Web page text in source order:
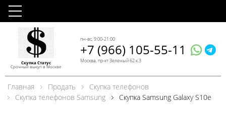
Скупка Статус
Срочный выкуп в Москве
пн-вс, 9:00-21:00
+7 (966) 105-55-11
Москва, пр-кт Зеленый 62 к.3
Главная Продать
Скупка телефонов
Скупка телефонов Samsung
Скупка Samsung Galaxy S10e